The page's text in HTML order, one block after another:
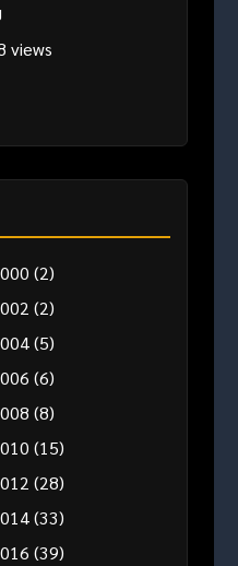
views
(2)
(2)
(5)
(6)
(8)
(15)
(28)
(33)
(39)